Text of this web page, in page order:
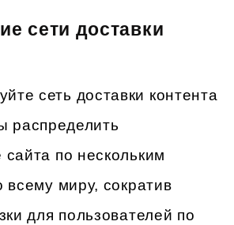
сети доставки
сеть доставки контента
распределить
по нескольким
всему миру, сократив
для пользователей по